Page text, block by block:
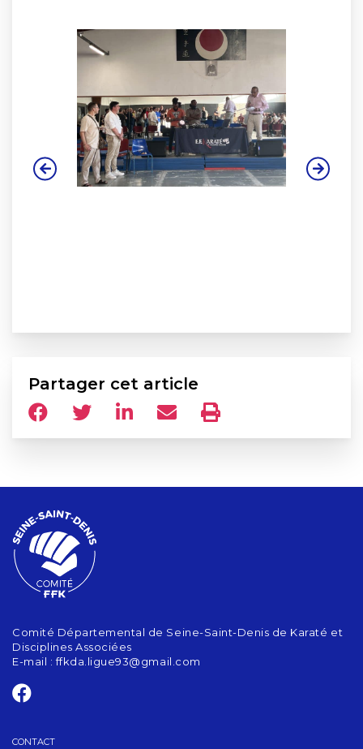
Partager cet article
Comité Départemental de Seine-Saint-Denis de Karaté et
Disciplines Associées
E-mail :ffkda.ligue93@gmail.com
CONTACT